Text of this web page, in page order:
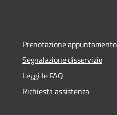
Prenotazione appuntamento
Segnalazione disservizio
Leggi le FAQ
Richiesta assistenza